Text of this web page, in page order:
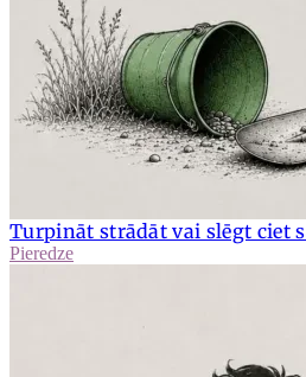
Turpināt strādāt vai slēgt ciet
Pieredze